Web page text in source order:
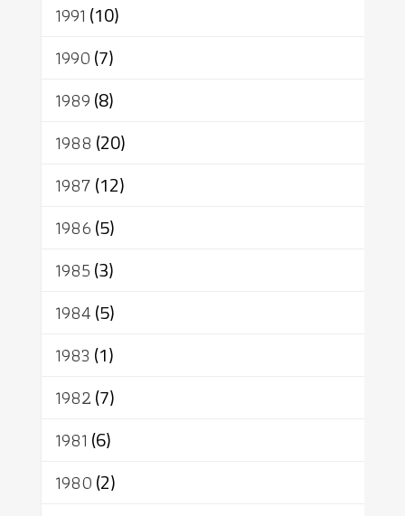
1991 (10)
1990(7)
1989(8)
1988 (20)
1987(12)
1986(5)
1985(3)
1984(5)
1983 (1)
1982(7)
1981 (6)
1980(2)